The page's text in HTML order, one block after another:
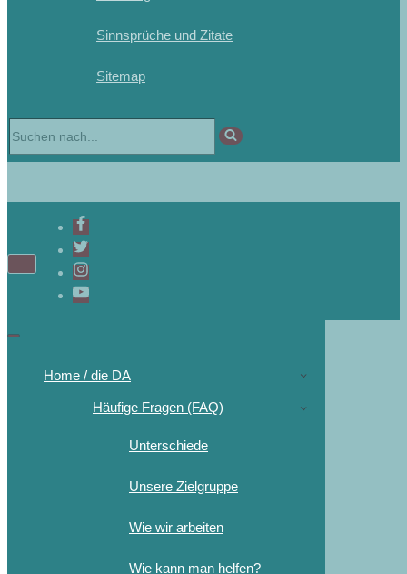
Sinnsprüche und Zitate
Sitemap
Home / die DA
Häufige Fragen (FAQ)
Unterschiede
Unsere Zielgruppe
Wie wir arbeiten
Wie kann man helfen?